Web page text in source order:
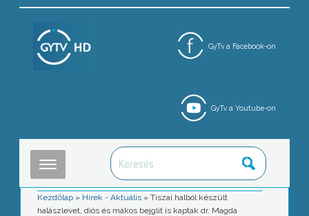
GyTv a Facebook-on
GyTv a Youtube-on
Kezdőlap » Hírek - Aktuális »Tiszai halból készült
halászlevet, diós és mákos bejglit is kaptak dr. Magda